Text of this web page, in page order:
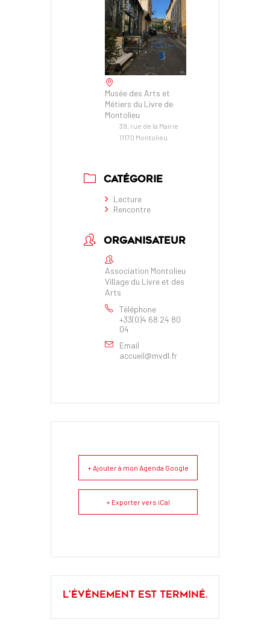
Musée des Arts et
Métiers du Livre de
Montolieu
39, rue de la Mairie
11170 Montolieu
CATÉGORIE
Lecture
Rencontre
ORGANISATEUR
Association Montolieu
Village du Livre et des
Arts
Téléphone
+33(0)4 68 24 80
04
Email
accueil@mvdl.fr
+ Ajouter à mon Agenda Google
+ Exporter vers iCal
L'événement est terminé.